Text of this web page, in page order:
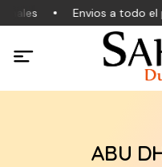
Envios a todo el
ABU